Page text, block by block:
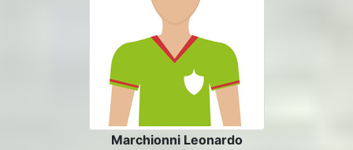
Marchionni Leonardo